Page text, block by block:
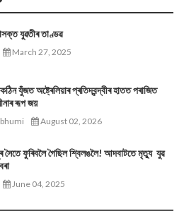
যুৱতীৰ তাণ্ডৱ
March 27, 2025
যুঁজত অষ্ট্ৰেলিয়াৰ প্ৰতিদ্বন্দ্বীৰ হাতত পৰাজিত
ৰূপ জয়
August 02, 2026
সৈতে ফুৰিবলৈ গৈছিল শ্বিলঙলৈ! আদবাটতে মৃত্যু যুৱ
June 04, 2025